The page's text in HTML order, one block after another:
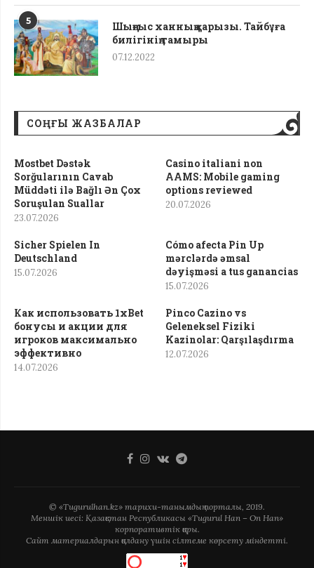
5
Шыңғыс ханның қарызы. Тайбұға
билігінің тамыры
07.12.2022
СОҢҒЫ ЖАЗБАЛАР
Mostbet Dəstək
Sorğularının Cavab
Müddəti ilə Bağlı Ən Çox
Soruşulan Suallar
23.07.2026
Casino italiani non
AAMS: Mobile gaming
options reviewed
20.07.2026
Sicher Spielen In
Deutschland
15.07.2026
Cómo afecta Pin Up
mərclərdə əmsal
dəyişməsi a tus ganancias
15.07.2026
Как использовать 1xBet
бонусы и акции для
игроков максимально
эффективно
14.07.2026
Pinco Cazino vs
Geleneksel Fiziki
Kazinolar: Qarşılaşdırma
12.07.2026
© «Tugurulhan.kz» тарихи-танымдық порталы, 2019.
Меншік иесі: Қазақстан Республикасы «Tugurul Han – On Han»
корпоративтік қоры.
Сайт материалдарын қолдану үшін сілтеме көрсету міндетті.